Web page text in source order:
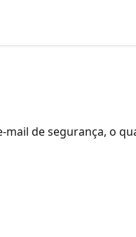
de segurança, o